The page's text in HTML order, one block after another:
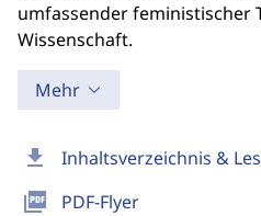
download Inhaltsverzeichnis &
picture_as_pdf PDF-Flyer
umfassender feministischer
Wissenschaft.
Mehr